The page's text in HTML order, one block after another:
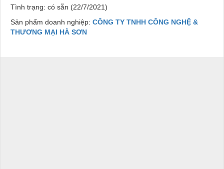
Tình trạng: có sẵn (22/7/2021)
Sản phẩm doanh nghiệp: CÔNG TY TNHH CÔNG NGHỆ &
THƯƠNG MẠI HÀ SƠN